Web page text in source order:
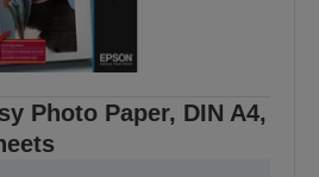
Photo Paper, DIN A4,